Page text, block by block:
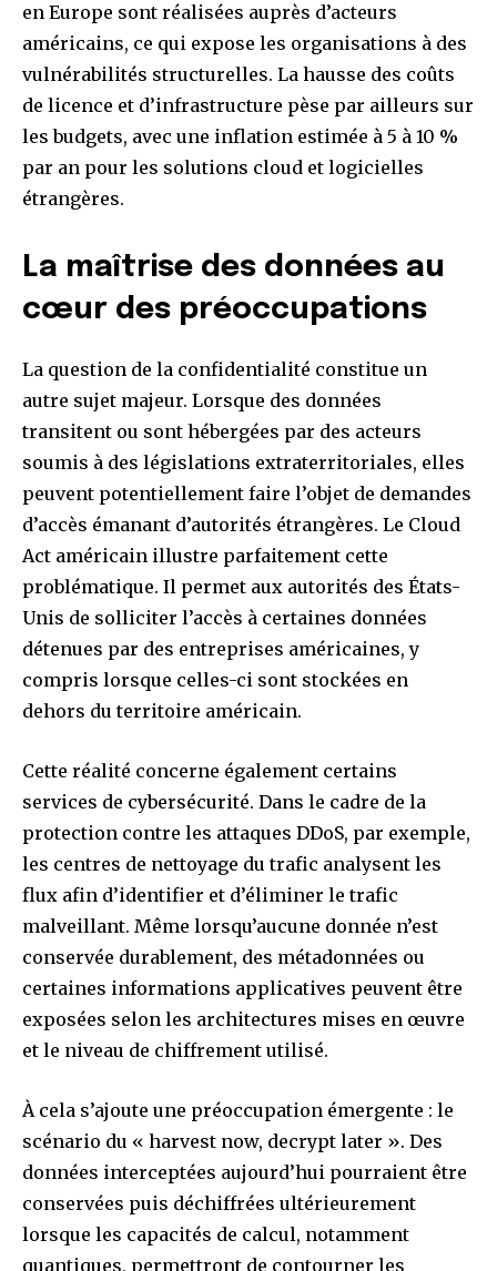
en Europe sont réalisées auprès d’acteurs
américains, ce qui expose les organisations à des
vulnérabilités structurelles. La hausse des coûts
de licence et d’infrastructure pèse par ailleurs sur
les budgets, avec une inflation estimée à 5 à 10 %
par an pour les solutions cloud et logicielles
étrangères.
La maîtrise des données au
cœur des préoccupations
La question de la confidentialité constitue un
autre sujet majeur. Lorsque des données
transitent ou sont hébergées par des acteurs
soumis à des législations extraterritoriales, elles
peuvent potentiellement faire l’objet de demandes
d’accès émanant d’autorités étrangères. Le Cloud
Act américain illustre parfaitement cette
problématique. Il permet aux autorités des États-
Unis de solliciter l’accès à certaines données
détenues par des entreprises américaines, y
compris lorsque celles-ci sont stockées en
dehors du territoire américain.
Cette réalité concerne également certains
services de cybersécurité. Dans le cadre de la
protection contre les attaques DDoS, par exemple,
les centres de nettoyage du trafic analysent les
flux afin d’identifier et d’éliminer le trafic
malveillant. Même lorsqu’aucune donnée n’est
conservée durablement, des métadonnées ou
certaines informations applicatives peuvent être
exposées selon les architectures mises en œuvre
et le niveau de chiffrement utilisé.
À cela s’ajoute une préoccupation émergente : le
scénario du « harvest now, decrypt later ». Des
données interceptées aujourd’hui pourraient être
conservées puis déchiffrées ultérieurement
lorsque les capacités de calcul, notamment
quantiques, permettront de contourner les